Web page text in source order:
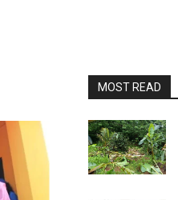
MOST READ